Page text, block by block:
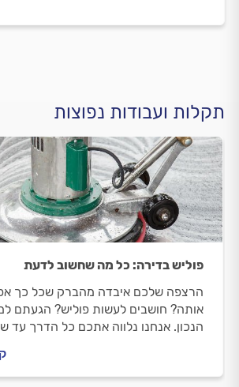
תקלות ועבודות נפוצות
פוליש בדירה: כל מה שחשוב לדעת
הרצפה שלכם איבדה מהברק שכל כך
אותה? חושבים לעשות פוליש? הגעתם
הנכון. אנחנו נלווה אתכם כל הדרך עד
שעושים פוליש וכמה זה עולה? כל
לפניכם.